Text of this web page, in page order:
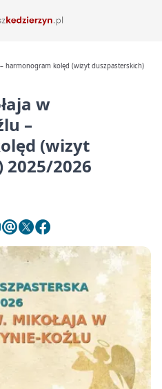
harmonogram kolęd (wizyt duszpasterskich)
w
–
(wizyt
2026